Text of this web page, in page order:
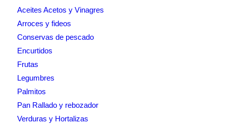
Aceites Acetos y Vinagres
Arroces y fideos
Conservas de pescado
Encurtidos
Frutas
Legumbres
Palmitos
Pan Rallado y rebozador
Verduras y Hortalizas